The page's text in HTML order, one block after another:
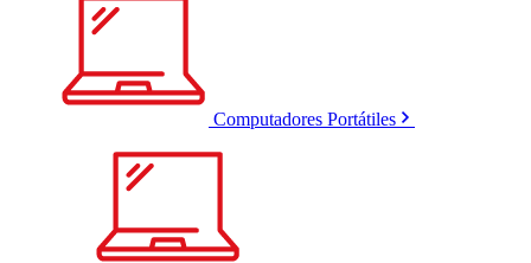
Computadores Portátiles